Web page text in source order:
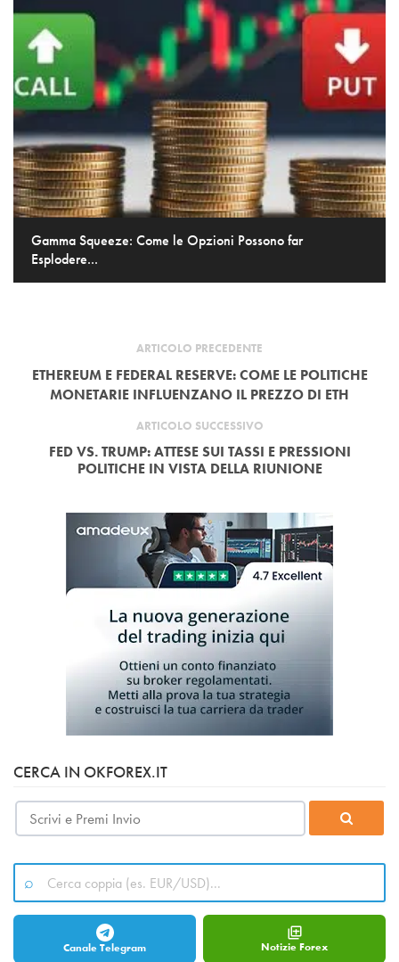
Gamma Squeeze: Come le Opzioni Possono far
Esplodere...
ARTICOLO PRECEDENTE
ETHEREUM E FEDERAL RESERVE: COME LE POLITICHE
MONETARIE INFLUENZANO IL PREZZO DI ETH
ARTICOLO SUCCESSIVO
FED VS. TRUMP: ATTESE SUI TASSI E PRESSIONI
POLITICHE IN VISTA DELLA RIUNIONE
CERCA IN OKFOREX.IT
Canale Telegram Notizie Forex